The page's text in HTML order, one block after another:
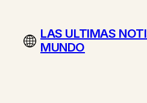
contenidoLAS ULTIMAS
MUNDO